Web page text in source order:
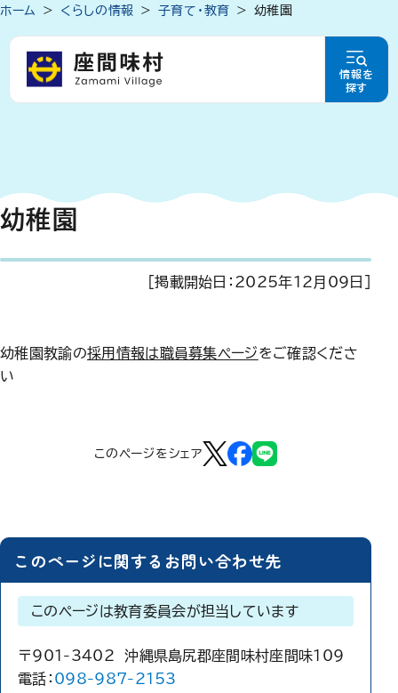
情報を
探す
ホーム くらしの情報 子育て・教育 幼稚園
幼稚園
[掲載開始日： 2025年12月09日
幼稚園教諭の採用情報は職員募集ページをご確認くださ
い
このページをシェア
このページに関するお問い合わせ先
このページは教育委員会が担当しています
〒901-3402 沖縄県島尻郡座間味村座間味109
電話： 098-987-2153